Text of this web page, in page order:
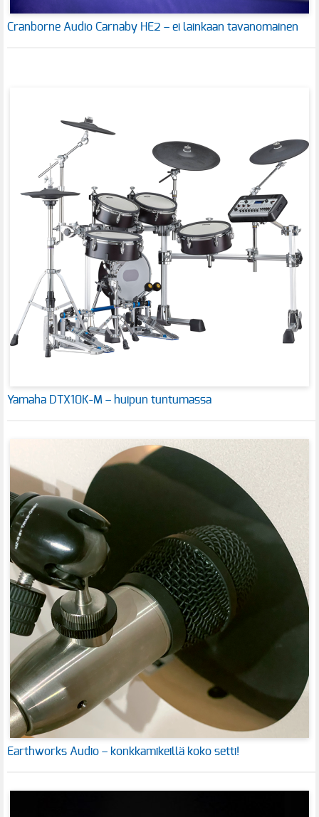
Cranborne Audio Carnaby HE2 – ei lainkaan tavanomainen
Yamaha DTX10K-M – huipun tuntumassa
Earthworks Audio – konkkamikeillä koko setti!